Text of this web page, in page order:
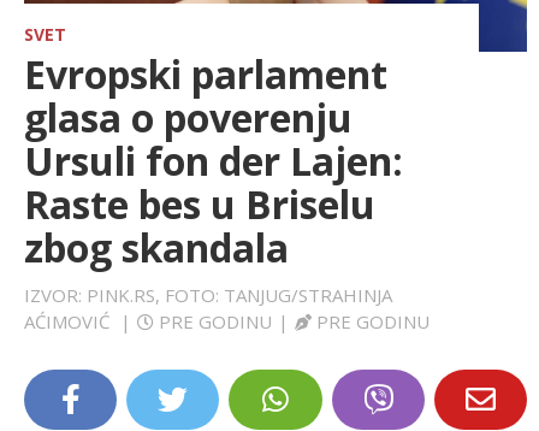
HRONIKA
FARMERI
TV
SPORT
LIFESTYLE
EXTRA
SVET
Evropski parlament
glasa o poverenju
Ursuli fon der Lajen:
Raste bes u Briselu
zbog skandala
IZVOR: PINK.RS, FOTO: TANJUG/STRAHINJA
AĆIMOVIĆ
| PRE GODINU | PRE GODINU